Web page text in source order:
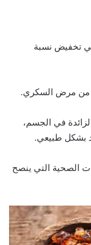
تخفيض نسبة
من مرض السكري.
في الجسم،
بشكل طبيعي.
الصحية التي ينصح